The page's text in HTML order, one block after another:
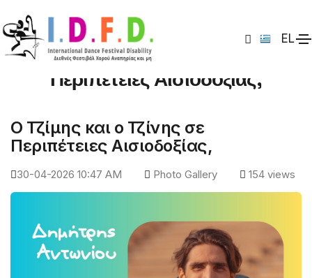
EL
Ο Τζίμης και ο Τζίνης σε
Περιπέτειες Αισιοδοξίας,
Ο Τζίμης και ο Τζίνης σε
Περιπέτειες Αισιοδοξίας,
30-04-2026 10:47 AM Photo Gallery 154 views